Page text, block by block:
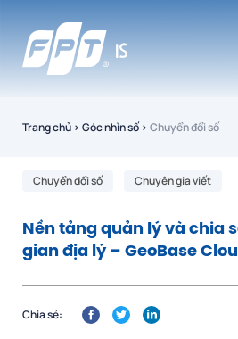
Trang chủ › Góc nhìn số› Chuyển đổi số
Chuyển đổi số Chuyên gia viết
Nền tảng quản lý và chia
gian địa lý – GeoBase
Chia sẻ: